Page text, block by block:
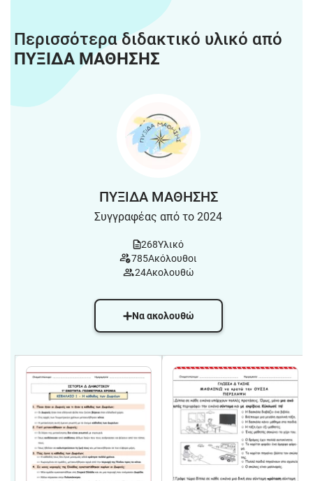
Περισσότερα διδακτικό υλικό από
ΠΥΞΙΔΑ ΜΑΘΗΣΗΣ
ΠΥΞΙΔΑ ΜΑΘΗΣΗΣ
Συγγραφέας από το 2024
268Υλικό
785Ακόλουθοι
24Ακολουθώ
Να ακολουθώ